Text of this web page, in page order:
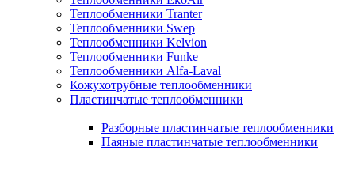
Теплообменники Tranter
Теплообменники Swep
Теплообменники Kelvion
Теплообменники Funke
Теплообменники Alfa-Laval
Кожухотрубные теплообменники
Пластинчатые теплообменники
Разборные пластинчатые теплообменники
Паяные пластинчатые теплообменники